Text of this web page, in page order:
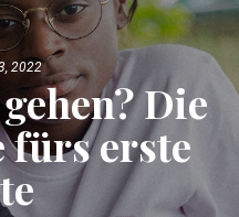
2022
Die
fürs erste